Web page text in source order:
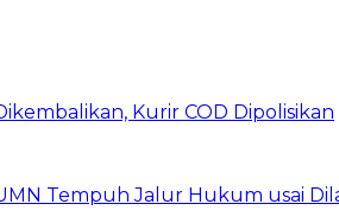
Kurir COD Dipolisikan
Tempuh Jalur Hukum usai